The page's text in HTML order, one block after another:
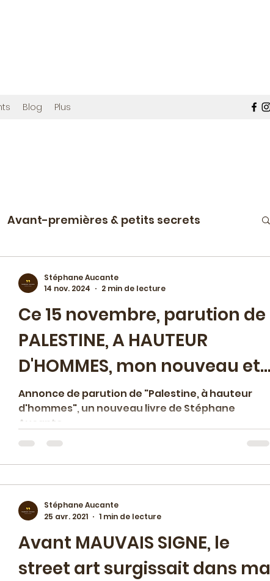
Blog Plus
Avant-premières & petits secrets
& avis Evénement
Ateliers & coaching
Palestine Roman Polar
artistique et culturelle
Ce 15 novembre, parution de
PALESTINE, A HAUTEUR
D'HOMMES, mon nouveau et
cinquième "livre palestinien"
Annonce de parution de "Palestine, à hauteur
d'hommes", un nouveau livre de Stéphane
Aucante
Stéphane Aucante
14 nov. 2024
2 min de lecture
Avant MAUVAIS SIGNE, le
street art surgissait dans ma
Stéphane Aucante
25 avr. 2021
1 min de lecture